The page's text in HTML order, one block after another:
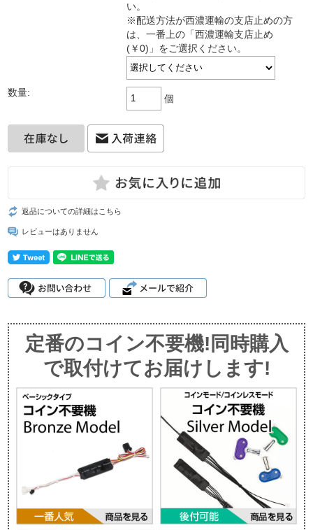
い。
※配送方法が西濃運輸の支店止めの方
は、一番上の「西濃運輸支店止め
(￥0)」をご選択ください。
数量:
個
返品についての詳細はこちら
レビューはありません
定番のコイン不要機!同時購入
で取付けてお届けします!